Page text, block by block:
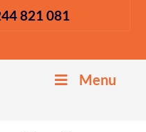
821 081
Menu